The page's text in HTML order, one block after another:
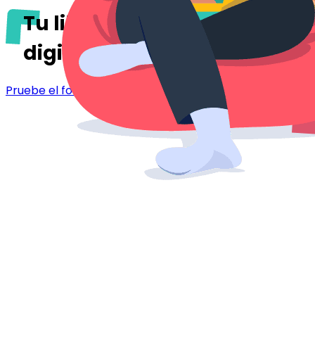
Tu libro de bienvenida
digitalen Lyon
Pruebe el folleto de bienvenida - Lyon